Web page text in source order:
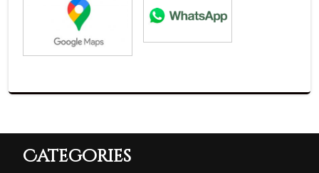
Categories